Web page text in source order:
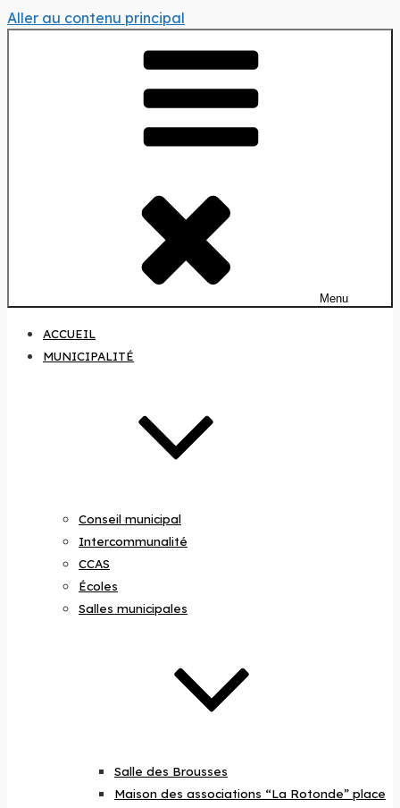
Aller au contenu principal
Menu
ACCUEIL
MUNICIPALITÉ
Conseil municipal
Intercommunalité
CCAS
Écoles
Salles municipales
Salle des Brousses
Maison des associations “La Rotonde” place